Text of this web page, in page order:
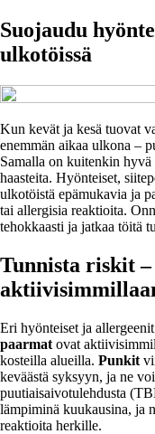
Suojaudu
ulkotöissä
Kun kevät ja kesä tuovat
enemmän aikaa ulkona –
Samalla on kuitenkin hyvä
haasteita. Hyönteiset,
ulkotöistä epämukavia ja
tai allergisia reaktioita.
tehokkaasti ja jatkaa töitä
Tunnista riskit
Eri hyönteiset ja
paarmat ovat
kosteilla alueilla. Punkit
keväästä syksyyn, ja ne
puutiaisaivotulehdusta
lämpiminä kuukausina, ja
reaktioita herkille.